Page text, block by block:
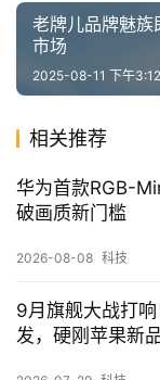
老牌儿品牌魅族
市场
2025-08-11 下午3:12
相关推荐
华为首款RGB-
破画质新门槛
2026-08-08 科技
9月旗舰大战打
发，硬刚苹果新